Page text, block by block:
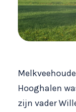
Hooghalen
zijn vader